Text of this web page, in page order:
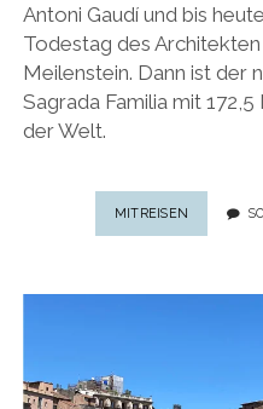
Antoni Gaudí und bis
Todestag des
Meilenstein. Dann ist der
Sagrada Familia mit
der Welt.
MITREISEN